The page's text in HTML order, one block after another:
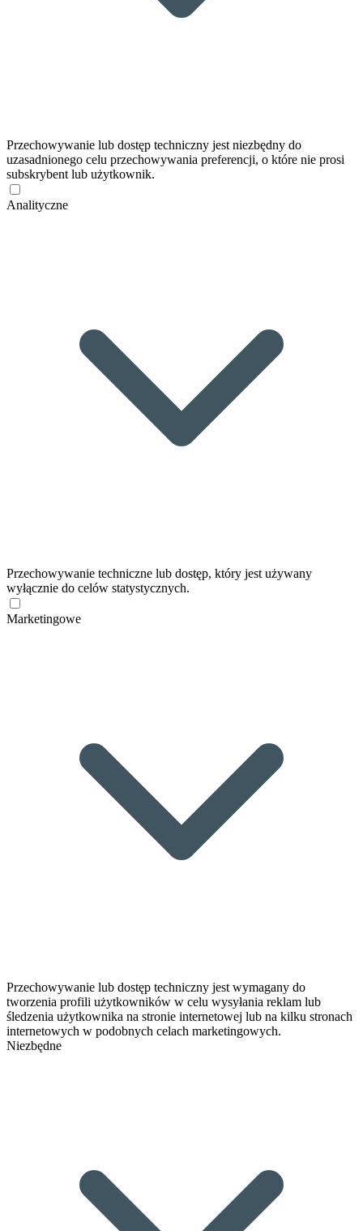
Przechowywanie lub dostęp techniczny jest niezbędny do
uzasadnionego celu przechowywania preferencji, o które nie prosi
subskrybent lub użytkownik.
Analityczne
Przechowywanie techniczne lub dostęp, który jest używany
wyłącznie do celów statystycznych.
Marketingowe
Przechowywanie lub dostęp techniczny jest wymagany do
tworzenia profili użytkowników w celu wysyłania reklam lub
śledzenia użytkownika na stronie internetowej lub na kilku stronach
internetowych w podobnych celach marketingowych.
Niezbędne